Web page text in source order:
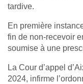
tardive.
En première
fin de non‑recevoir
soumise à une
La Cour d’appel
2024, infirme